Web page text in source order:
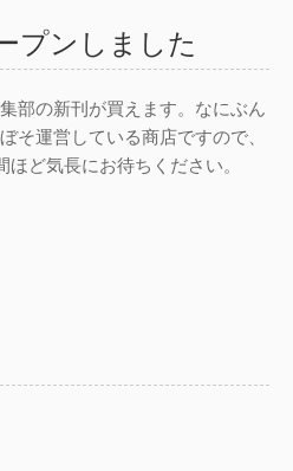
プンしました
部の新刊が買えます。なにぶん
そ運営している商店ですので、
ど気長にお待ちください。